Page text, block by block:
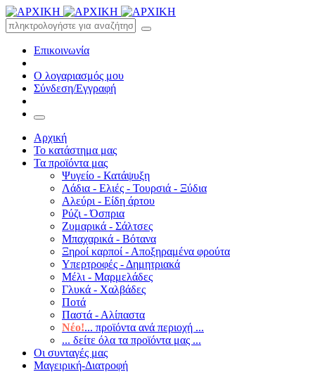
Επικοινωνία
Ο λογαριασμός μου
Σύνδεση/Εγγραφή
Αρχική
Το κατάστημα μας
Τα προϊόντα μας
Ψυγείο - Κατάψυξη
Λάδια - Ελιές - Τουρσιά - Ξύδια
Αλεύρι - Είδη άρτου
Ρύζι - Όσπρια
Ζυμαρικά - Σάλτσες
Μπαχαρικά - Βότανα
Ξηροί καρποί - Αποξηραμένα φρούτα
Υπερτροφές - Δημητριακά
Μέλι - Μαρμελάδες
Γλυκά - Χαλβάδες
Ποτά
Παστά - Αλίπαστα
Νέο!... προϊόντα ανά περιοχή ...
... δείτε όλα τα προϊόντα μας ...
Οι συνταγές μας
Μαγειρική-Διατροφή